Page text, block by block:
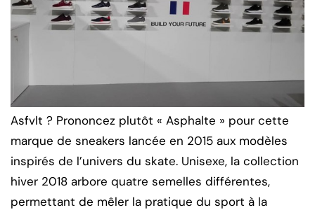
Asfvlt ? Prononcez plutôt « Asphalte » pour cette
marque de sneakers lancée en 2015 aux modèles
inspirés de l’univers du skate. Unisexe, la collection
hiver 2018 arbore quatre semelles différentes,
permettant de mêler la pratique du sport à la